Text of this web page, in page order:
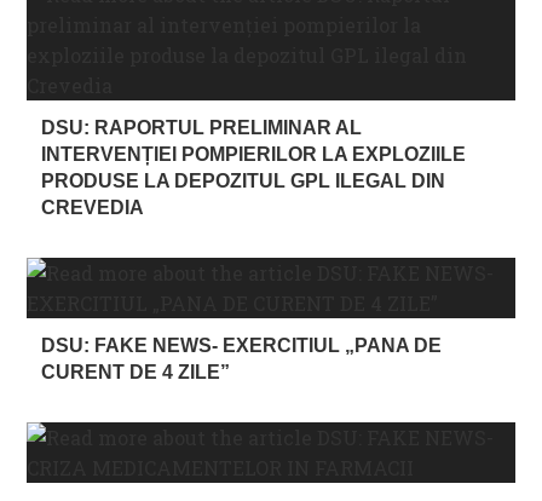
DSU: RAPORTUL PRELIMINAR AL
INTERVENȚIEI POMPIERILOR LA EXPLOZIILE
PRODUSE LA DEPOZITUL GPL ILEGAL DIN
CREVEDIA
DSU: FAKE NEWS- EXERCITIUL „PANA DE
CURENT DE 4 ZILE”